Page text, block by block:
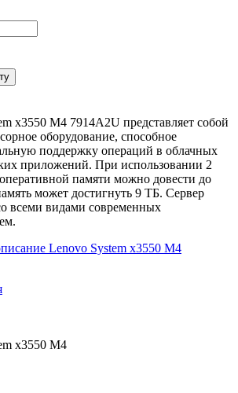
x3550 M4 7914A2U представляет собой
оборудование, способное
поддержку операций в облачных
приложений. При использовании 2
памяти можно довести до
может достигнуть 9 ТБ. Сервер
всеми видами современных
Lenovo System x3550 M4
x3550 M4